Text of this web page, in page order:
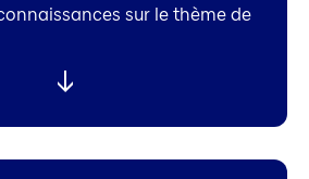
sur le thème de